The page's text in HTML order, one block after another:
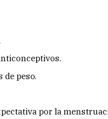
de peso.
por la